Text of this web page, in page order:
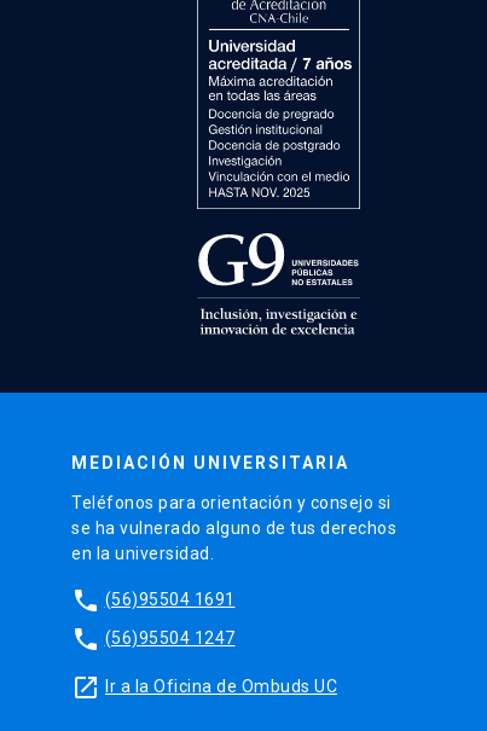
MEDIACIÓN UNIVERSITARIA
Teléfonos para orientación y consejo si
se ha vulnerado alguno de tus derechos
en la universidad.
phone (56)95504 1691
phone (56)95504 1247
launch Ir a la Oficina de Ombuds UC